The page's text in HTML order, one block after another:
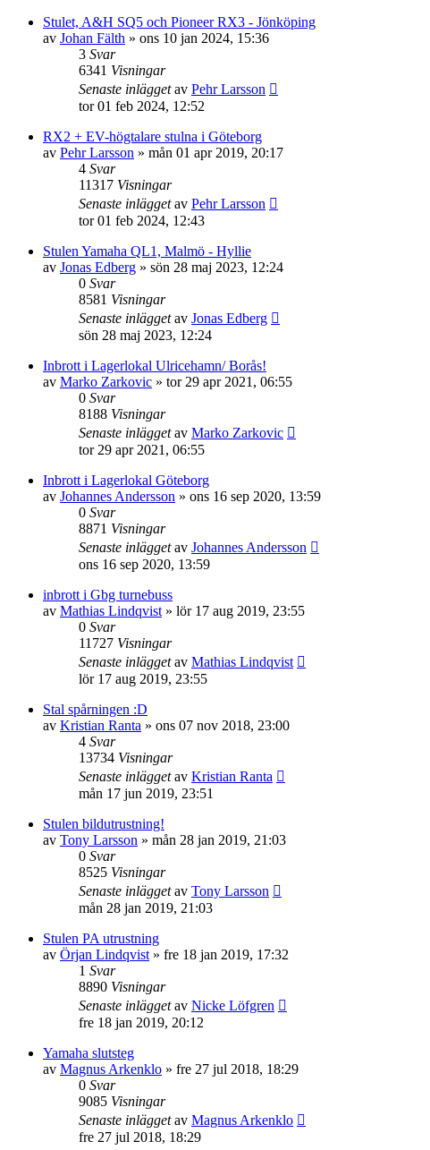
Stulet, A&H SQ5 och Pioneer RX3 - Jönköping
av Johan Fälth » ons 10 jan 2024, 15:36
3 Svar
6341 Visningar
Senaste inläggetav Pehr Larsson
tor 01 feb 2024, 12:52
RX2 + EV-högtalare stulna i Göteborg
av Pehr Larsson » mån 01 apr 2019, 20:17
4 Svar
11317 Visningar
Senaste inläggetav Pehr Larsson
tor 01 feb 2024, 12:43
Stulen Yamaha QL1, Malmö - Hyllie
av Jonas Edberg » sön 28 maj 2023, 12:24
0 Svar
8581 Visningar
Senaste inläggetav Jonas Edberg
sön 28 maj 2023, 12:24
Inbrott i Lagerlokal Ulricehamn/ Borås!
av Marko Zarkovic » tor 29 apr 2021, 06:55
0 Svar
8188 Visningar
Senaste inläggetav Marko Zarkovic
tor 29 apr 2021, 06:55
Inbrott i Lagerlokal Göteborg
av Johannes Andersson » ons 16 sep 2020, 13:59
0 Svar
8871 Visningar
Senaste inläggetav Johannes Andersson
ons 16 sep 2020, 13:59
inbrott i Gbg turnebuss
av Mathias Lindqvist » lör 17 aug 2019, 23:55
0 Svar
11727 Visningar
Senaste inläggetav Mathias Lindqvist
lör 17 aug 2019, 23:55
Stal spårningen :D
av Kristian Ranta » ons 07 nov 2018, 23:00
4 Svar
13734 Visningar
Senaste inläggetav Kristian Ranta
mån 17 jun 2019, 23:51
Stulen bildutrustning!
av Tony Larsson » mån 28 jan 2019, 21:03
0 Svar
8525 Visningar
Senaste inläggetav Tony Larsson
mån 28 jan 2019, 21:03
Stulen PA utrustning
av Örjan Lindqvist » fre 18 jan 2019, 17:32
1 Svar
8890 Visningar
Senaste inläggetav Nicke Löfgren
fre 18 jan 2019, 20:12
Yamaha slutsteg
av Magnus Arkenklo » fre 27 jul 2018, 18:29
0 Svar
9085 Visningar
Senaste inläggetav Magnus Arkenklo
fre 27 jul 2018, 18:29